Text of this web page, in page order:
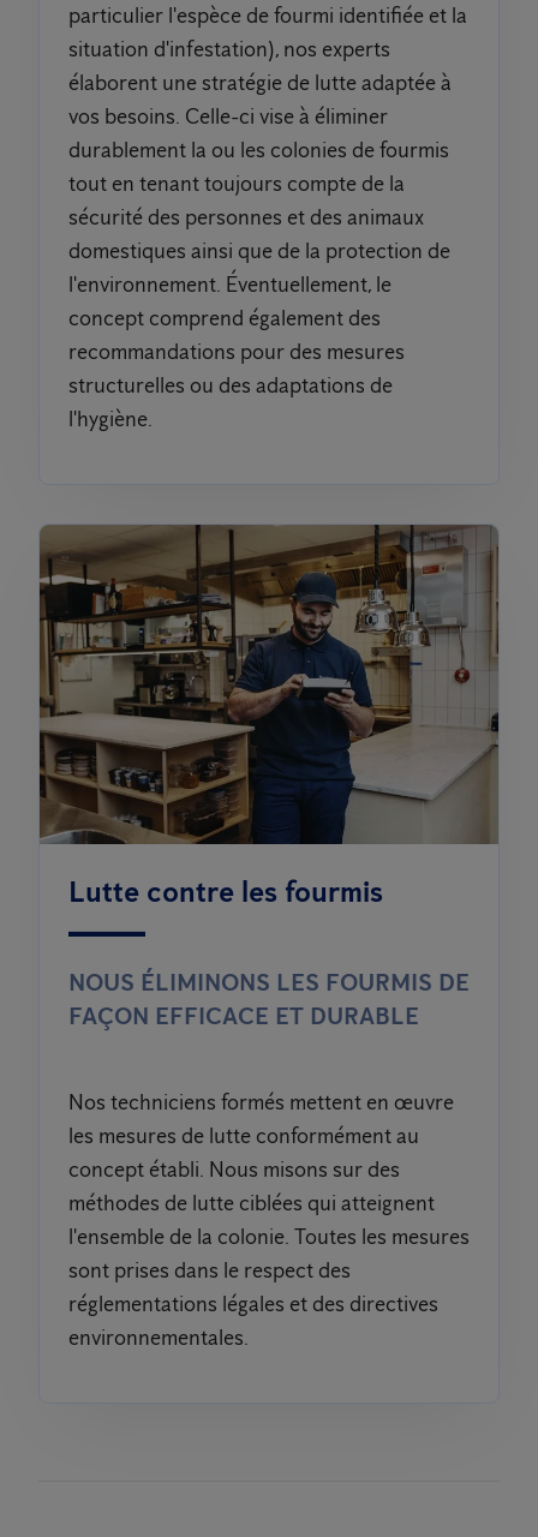
particulier l'espèce de fourmi identifiée et la
situation d'infestation), nos experts
élaborent une stratégie de lutte adaptée à
vos besoins. Celle-ci vise à éliminer
durablement la ou les colonies de fourmis
tout en tenant toujours compte de la
sécurité des personnes et des animaux
domestiques ainsi que de la protection de
l'environnement. Éventuellement, le
concept comprend également des
recommandations pour des mesures
structurelles ou des adaptations de
l'hygiène.
Lutte contre les fourmis
NOUS ÉLIMINONS LES FOURMIS DE
FAÇON EFFICACE ET DURABLE
Nos techniciens formés mettent en œuvre
les mesures de lutte conformément au
concept établi. Nous misons sur des
méthodes de lutte ciblées qui atteignent
l'ensemble de la colonie. Toutes les mesures
sont prises dans le respect des
réglementations légales et des directives
environnementales.